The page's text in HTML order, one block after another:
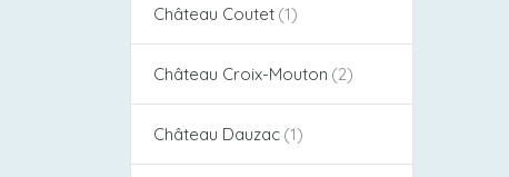
Château Coutet
Château Croix-Mouton
Château Dauzac